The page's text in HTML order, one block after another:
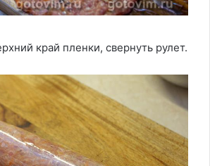
край пленки, свернуть рулет.